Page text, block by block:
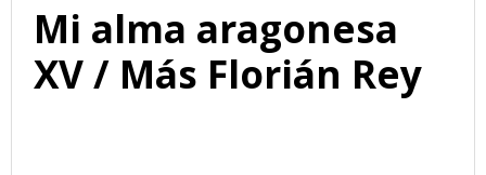
Mi alma aragonesa
XV / Más Florián Rey